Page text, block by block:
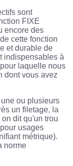
sont
FIXE
encore des
cette fonction
et durable de
indispensables à
laquelle nous
dont vous avez
ou plusieurs
un filetage, la
dit qu'un trou
usages
métrique).
norme